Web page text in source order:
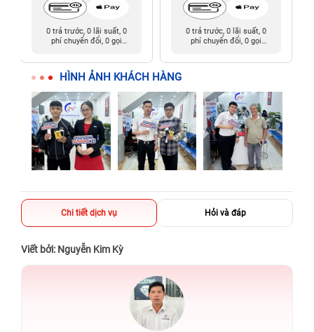
0 trả trước, 0 lãi suất, 0
phí chuyển đổi, 0 gọi
0 trả trước, 0 lãi suất, 0
phí chuyển đổi, 0 gọi
HÌNH ẢNH KHÁCH HÀNG
Chi tiết dịch vụ Hỏi và đáp
Viết bởi: Nguyễn Kim Kỳ